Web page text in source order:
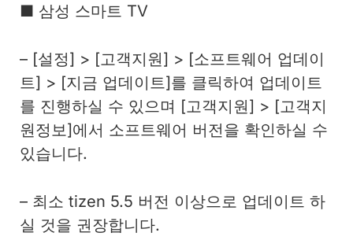
■ 삼성 스마트 TV
– [설정] > [고객지원] > [소프트웨어 업데이
트] > [지금 업데이트]를 클릭하여 업데이트
를 진행하실 수 있으며 [고객지원] > [고객지
원정보]에서 소프트웨어 버전을 확인하실 수
있습니다.
– 최소 tizen 5.5 버전 이상으로 업데이트 하
실 것을 권장합니다.